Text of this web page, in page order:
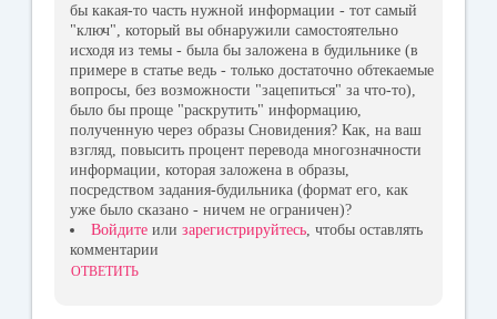
бы какая-то часть нужной информации - тот самый
"ключ", который вы обнаружили самостоятельно
исходя из темы - была бы заложена в будильнике (в
примере в статье ведь - только достаточно обтекаемые
вопросы, без возможности "зацепиться" за что-то),
было бы проще "раскрутить" информацию,
полученную через образы Сновидения? Как, на ваш
взгляд, повысить процент перевода многозначности
информации, которая заложена в образы,
посредством задания-будильника (формат его, как
уже было сказано - ничем не ограничен)?
Войдите или зарегистрируйтесь , чтобы оставлять
комментарии
ОТВЕТИТЬ